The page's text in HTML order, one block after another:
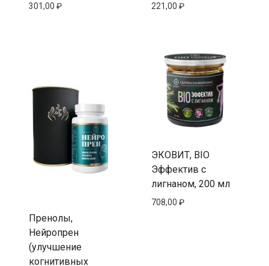
301,00 ₽ 221,00 ₽
Пренолы,
Нейропрен
(улучшение
когнитивных
ЭКОВИТ, BIO
Эффектив с
лигнаном, 200 мл
708,00 ₽